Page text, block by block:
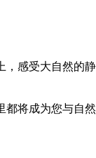
感受大自然的
将成为您与自